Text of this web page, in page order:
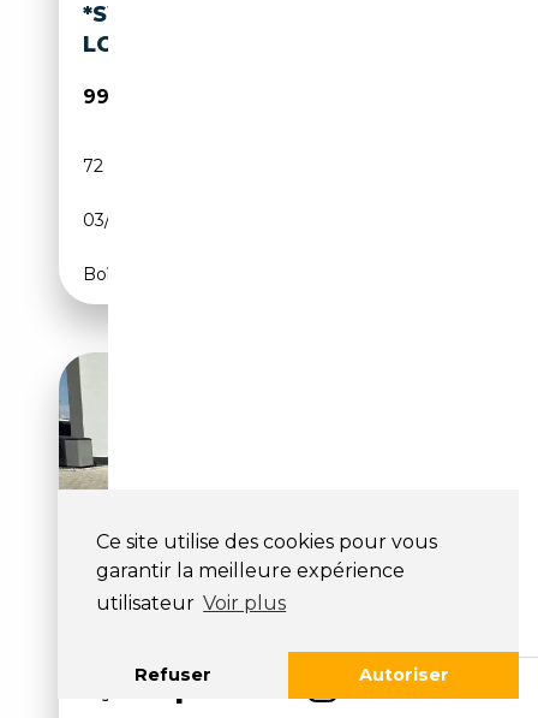
Ce site utilise des cookies pour vous
garantir la meilleure expérience
utilisateur Voir plus
Refuser Autoriser
*SWAROVSKI*B&W*22"*SKY-
LOUNGE*360
99 990€
72 000 km
03/2023
Boîte automatique
BMW 740 LE XDRIVE LANGE
VERSION HYBRID!
Sièges ventilés, Suspension pneumatique,